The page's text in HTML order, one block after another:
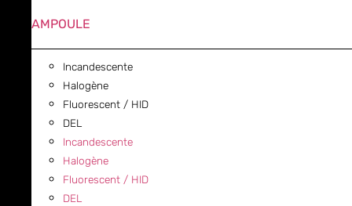
AMPOULE
Incandescente
Halogène
Fluorescent / HID
DEL
Incandescente
Halogène
Fluorescent / HID
DEL